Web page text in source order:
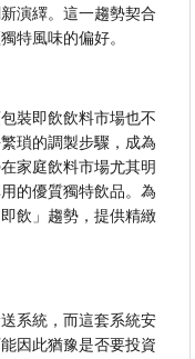
演繹。這一趨勢契合
特風味的偏好。
裝即飲飲料市場也不
瑣的調製步驟，成為
家庭飲料市場尤其明
的優質獨特飲品。為
飲」趨勢，提供精緻
系統，而這套系統安
因此猶豫是否要投資